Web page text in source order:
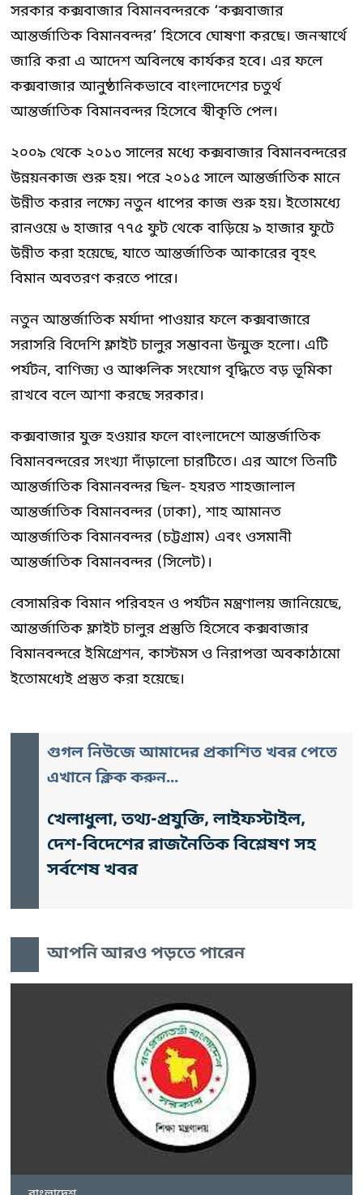
সরকার কক্সবাজার বিমানবন্দরকে ‘কক্সবাজার
আন্তর্জাতিক বিমানবন্দর’ হিসেবে ঘোষণা করছে। জনস্বার্থে
জারি করা এ আদেশ অবিলম্বে কার্যকর হবে। এর ফলে
কক্সবাজার আনুষ্ঠানিকভাবে বাংলাদেশের চতুর্থ
আন্তর্জাতিক বিমানবন্দর হিসেবে স্বীকৃতি পেল।
২০০৯ থেকে ২০১৩ সালের মধ্যে কক্সবাজার বিমানবন্দরের
উন্নয়নকাজ শুরু হয়। পরে ২০১৫ সালে আন্তর্জাতিক মানে
উন্নীত করার লক্ষ্যে নতুন ধাপের কাজ শুরু হয়। ইতোমধ্যে
রানওয়ে ৬ হাজার ৭৭৫ ফুট থেকে বাড়িয়ে ৯ হাজার ফুটে
উন্নীত করা হয়েছে, যাতে আন্তর্জাতিক আকারের বৃহৎ
বিমান অবতরণ করতে পারে।
নতুন আন্তর্জাতিক মর্যাদা পাওয়ার ফলে কক্সবাজারে
সরাসরি বিদেশি ফ্লাইট চালুর সম্ভাবনা উন্মুক্ত হলো। এটি
পর্যটন, বাণিজ্য ও আঞ্চলিক সংযোগ বৃদ্ধিতে বড় ভূমিকা
রাখবে বলে আশা করছে সরকার।
কক্সবাজার যুক্ত হওয়ার ফলে বাংলাদেশে আন্তর্জাতিক
বিমানবন্দরের সংখ্যা দাঁড়ালো চারটিতে। এর আগে তিনটি
আন্তর্জাতিক বিমানবন্দর ছিল- হযরত শাহজালাল
আন্তর্জাতিক বিমানবন্দর (ঢাকা), শাহ আমানত
আন্তর্জাতিক বিমানবন্দর (চট্টগ্রাম) এবং ওসমানী
আন্তর্জাতিক বিমানবন্দর (সিলেট)।
বেসামরিক বিমান পরিবহন ও পর্যটন মন্ত্রণালয় জানিয়েছে,
আন্তর্জাতিক ফ্লাইট চালুর প্রস্তুতি হিসেবে কক্সবাজার
বিমানবন্দরে ইমিগ্রেশন, কাস্টমস ও নিরাপত্তা অবকাঠামো
ইতোমধ্যেই প্রস্তুত করা হয়েছে।
গুগল নিউজে আমাদের প্রকাশিত খবর পেতে
এখানে ক্লিক করুন...
খেলাধুলা, তথ্য-প্রযুক্তি, লাইফস্টাইল,
দেশ-বিদেশের রাজনৈতিক বিশ্লেষণ সহ
সর্বশেষ খবর
আপনি আরও পড়তে পারেন